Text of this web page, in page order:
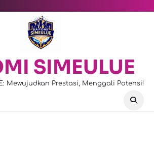
SIMEULUE
Mewujudkan Prestasi, Menggali Potensi!